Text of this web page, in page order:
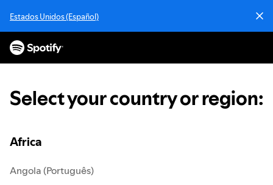
i
Estados Unidos (Español)
Select your country or region:
Africa
Angola (Português)